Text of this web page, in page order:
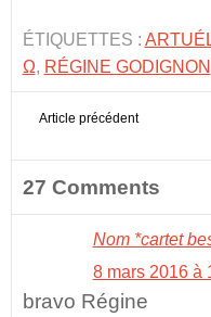
ÉTIQUETTES :
Ω, RÉGINE GODIGNON
Article précédent
27 Comments
Nom *cartet
8 mars 2016 à
bravo Régine